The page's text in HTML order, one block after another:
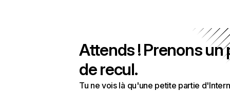
Attends ! Prenons un
de recul.
Tu ne vois là qu'une petite partie